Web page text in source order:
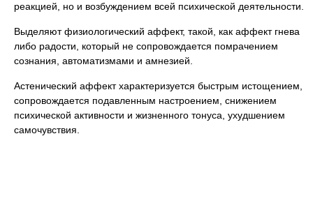
реакцией, но и возбуждением всей психической деятельности.
Выделяют физиологический аффект, такой, как аффект гнева
либо радости, который не сопровождается помрачением
сознания, автоматизмами и амнезией.
Астенический аффект характеризуется быстрым истощением,
сопровождается подавленным настроением, снижением
психической активности и жизненного тонуса, ухудшением
самочувствия.